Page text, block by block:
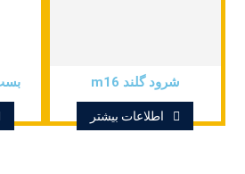
شرود گلند m16
اطلاعات بیشتر
بست